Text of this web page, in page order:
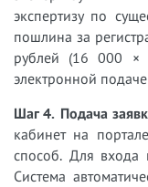
экспертизу по
пошлина за
рублей (16 000 ×
электронной
Шаг 4. Подача
кабинет на
способ. Для входа
Система